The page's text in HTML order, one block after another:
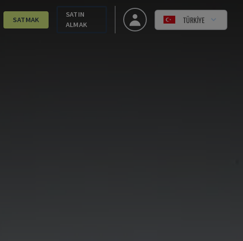
SATMAK
SATIN
ALMAK
TÜRKIYE